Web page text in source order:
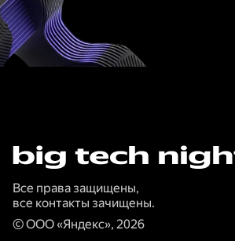
Все права защищены,
все контакты зачищены.
©ООО «Яндекс», 2026